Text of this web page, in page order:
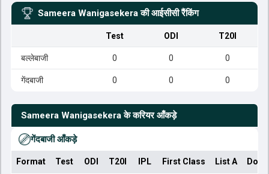
Sameera Wanigasekera की आईसीसी रैंकिंग
Test ODI T20I
बल्लेबाजी 0 0 0
गेंदबाजी 0 0 0
Sameera Wanigasekera के करियर आँकड़े
गेंदबाजी आँकड़े
Format Test ODI T20I IPL First Class List A